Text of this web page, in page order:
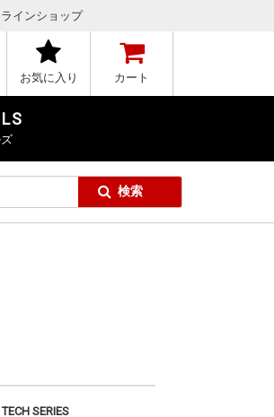
ラインショップ
お気に入り カート
TECH SERIES